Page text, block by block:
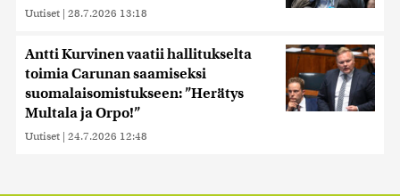
Uutiset | 28.7.2026 13:18
Antti Kurvinen vaatii hallitukselta
toimia Carunan saamiseksi
suomalaisomistukseen: ”Herätys
Multala ja Orpo!”
Uutiset | 24.7.2026 12:48